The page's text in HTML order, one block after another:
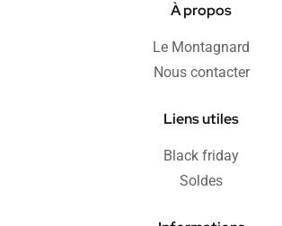
À propos
Le Montagnard
Nous contacter
Liens utiles
Black friday
Soldes